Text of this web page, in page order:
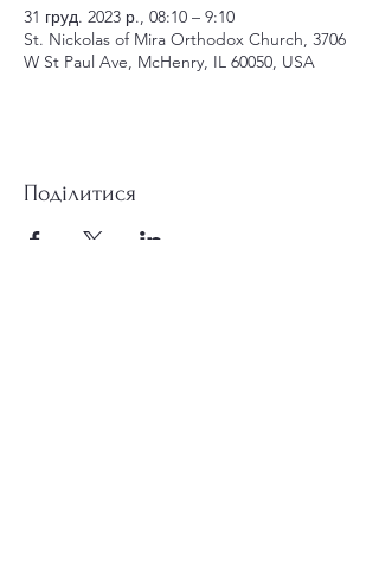
31 груд. 2023 р., 08:10 – 9:10
St. Nickolas of Mira Orthodox Church, 3706
W St Paul Ave, McHenry, IL 60050, USA
Поділитися